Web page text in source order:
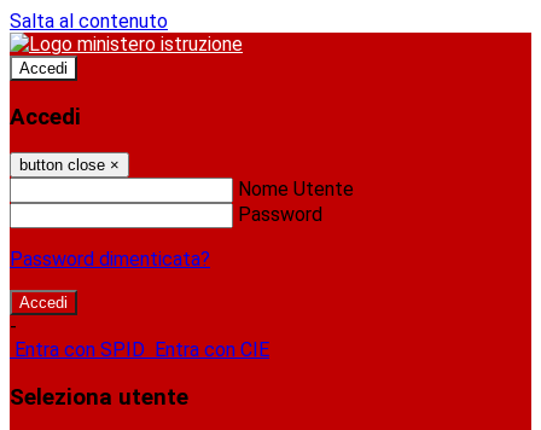
Salta al contenuto
Accedi
Accedi
button close ×
Nome Utente
Password
Password dimenticata?
-
Entra con SPID Entra con CIE
Seleziona utente